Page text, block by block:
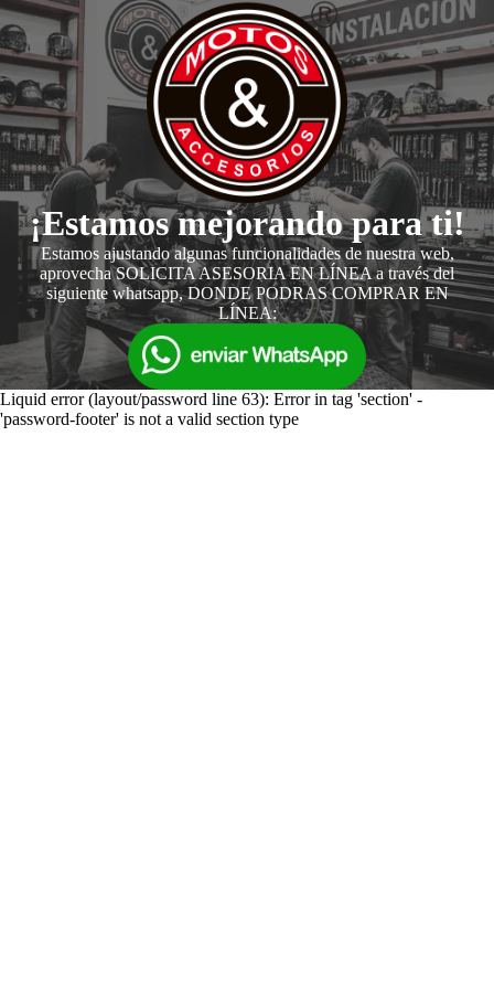
¡Estamos mejorando para ti!
Estamos ajustando algunas funcionalidades de nuestra web,
aprovecha SOLICITA ASESORIA EN LÍNEA a través del
siguiente whatsapp, DONDE PODRAS COMPRAR EN
LÍNEA:
Liquid error (layout/password line 63): Error in tag 'section' -
'password-footer' is not a valid section type